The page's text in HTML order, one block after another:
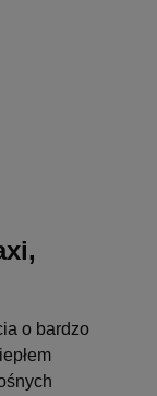
o bardzo